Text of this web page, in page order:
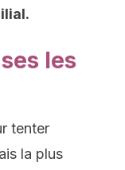
les
tenter
la plus